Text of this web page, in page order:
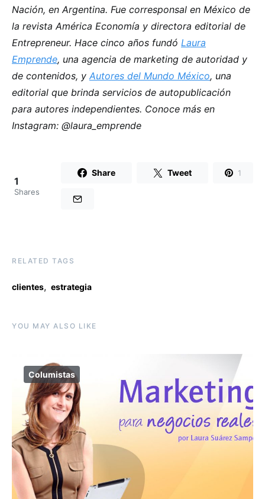
Nación, en Argentina. Fue corresponsal en México de
la revista América Economía y directora editorial de
Entrepreneur. Hace cinco años fundó Laura
Emprende, una agencia de marketing de autoridad y
de contenidos, y Autores del Mundo México, una
editorial que brinda servicios de autopublicación
para autores independientes. Conoce más en
Instagram: @laura_emprende
1
Shares
Share Tweet 1
RELATED TAGS
clientes, estrategia
YOU MAY ALSO LIKE
Columistas